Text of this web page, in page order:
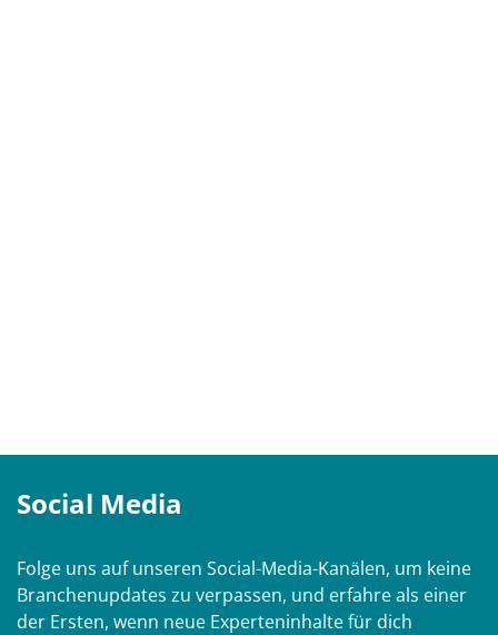
Social Media
Folge uns auf unseren Social-Media-Kanälen, um keine
Branchenupdates zu verpassen, und erfahre als einer
der Ersten, wenn neue Experteninhalte für dich